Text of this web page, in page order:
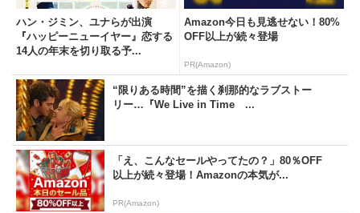
ハン・ジミン、ユナらが出演
『ハッピーニューイヤー』恋する
14人の年末を切り取る予...
Amazon今日も見逃せない！80%
OFF以上が続々登場
PR(Amazon)
“限りある時間”を描く刹那的なラブストー
リー…『We Live in Time ...
「え、こんなセールやってたの？」80％OFF
以上が続々登場！Amazonの本気が...
PR(Amazon)